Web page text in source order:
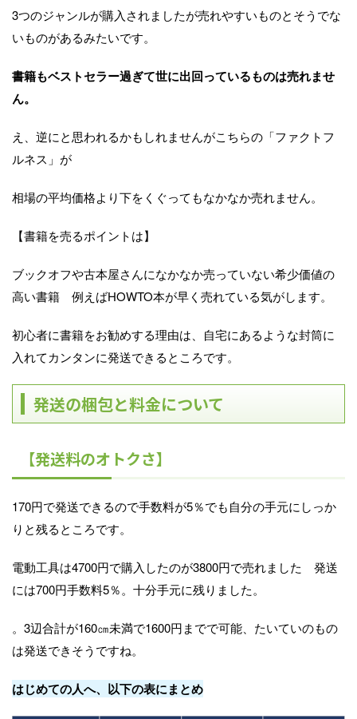
3つのジャンルが購入されましたが売れやすいものとそうでな
いものがあるみたいです。
書籍もベストセラー過ぎて世に出回っているものは売れませ
ん。
え、逆にと思われるかもしれませんがこちらの「ファクトフ
ルネス」が
相場の平均価格より下をくぐってもなかなか売れません。
【書籍を売るポイントは】
ブックオフや古本屋さんになかなか売っていない希少価値の
高い書籍 例えばHOWTO本が早く売れている気がします。
初心者に書籍をお勧めする理由は、自宅にあるような封筒に
入れてカンタンに発送できるところです。
発送の梱包と料金について
【発送料のオトクさ】
170円で発送できるので手数料が5％でも自分の手元にしっか
りと残るところです。
電動工具は4700円で購入したのが3800円で売れました 発送
には700円手数料5％。十分手元に残りました。
。3辺合計が160㎝未満で1600円までで可能、たいていのもの
は発送できそうですね。
はじめての人へ、以下の表にまとめ